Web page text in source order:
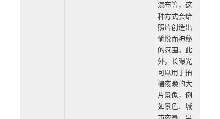
瀑布等，这
种方式会给
照片创造出
愉悦而神秘
的氛围。此
外，长曝光
可以用于拍
摄夜晚的大
片景象，例
如景色、城
市夜景、星